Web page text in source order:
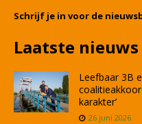
Schrijf je in voor de
Laatste nieuws
Leefbaar 3B
karakter’
26 juni 2026